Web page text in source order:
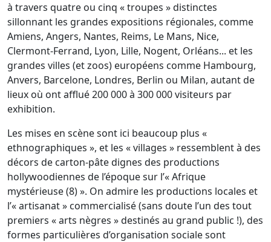
à travers quatre ou cinq « troupes » distinctes
sillonnant les grandes expositions régionales, comme
Amiens, Angers, Nantes, Reims, Le Mans, Nice,
Clermont-Ferrand, Lyon, Lille, Nogent, Orléans... et les
grandes villes (et zoos) européens comme Hambourg,
Anvers, Barcelone, Londres, Berlin ou Milan, autant de
lieux où ont afflué 200 000 à 300 000 visiteurs par
exhibition.
Les mises en scène sont ici beaucoup plus «
ethnographiques », et les « villages » ressemblent à des
décors de carton-pâte dignes des productions
hollywoodiennes de l’époque sur l’« Afrique
mystérieuse (8) ». On admire les productions locales et
l’« artisanat » commercialisé (sans doute l’un des tout
premiers « arts nègres » destinés au grand public !), des
formes particulières d’organisation sociale sont